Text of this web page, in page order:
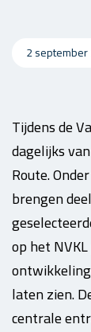
2 september
Tijdens de
dagelijks
Route.
brengen
op het
laten zien.
centrale